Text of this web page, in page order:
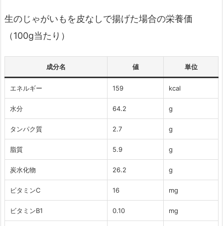
生のじゃがいもを皮なしで揚げた場合の栄養価
（100g当たり）
成分名 値 単位
エネルギー 159 kcal
水分 64.2 g
タンパク質 2.7 g
脂質 5.9 g
炭水化物 26.2 g
ビタミンC 16 mg
ビタミンB1 0.10 mg